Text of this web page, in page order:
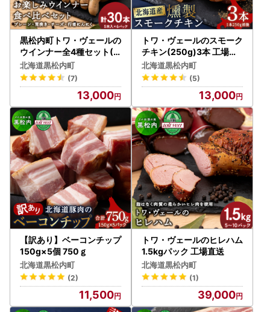
黒松内町トワ・ヴェールの
ウインナー全4種セット(3
0本入) 工場直送
北海道黒松内町
(7)
13,000
トワ・ヴェールのスモーク
チキン(250g)3本 工場直
送
北海道黒松内町
(5)
13,000
【訳あり】ベーコンチップ
150g×5個 750ｇ
北海道黒松内町
(2)
11,500
トワ・ヴェールのヒレハム
1.5kgパック 工場直送
北海道黒松内町
(1)
39,000